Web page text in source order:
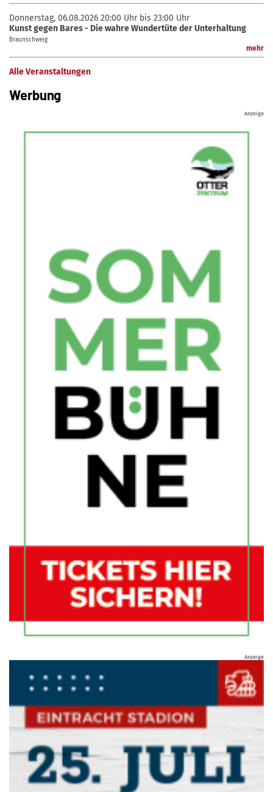
Donnerstag, 06.08.2026 20:00 Uhr bis 23:00 Uhr
Kunst gegen Bares - Die wahre Wundertüte der Unterhaltung
Braunschweig
mehr
Alle Veranstaltungen
Werbung
Anzeige
Anzeige